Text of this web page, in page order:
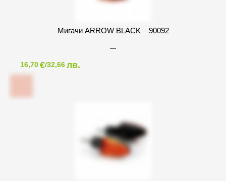
Mигачи ARROW BLACK – 90092
16,70€/32,66лв.